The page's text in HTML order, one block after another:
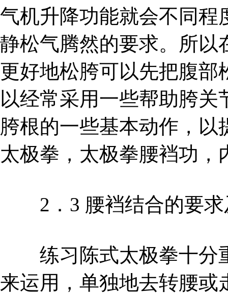
气机升降功能就会不同程
静松气腾然的要求。所以
更好地松胯可以先把腹部
以经常采用一些帮助胯
胯根的一些基本动作，
太极拳，太极拳腰裆功
2．3 腰裆结合的要求
练习陈式太极拳十分
来运用，单独地去转腰或